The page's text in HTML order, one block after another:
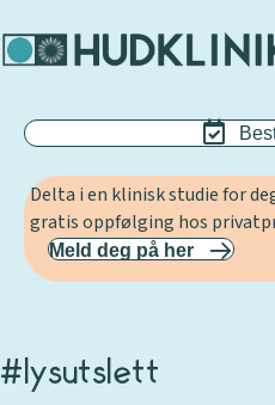
Delta i en klinisk studie for
gratis oppfølging hos
Meld deg på her
#lysutslett